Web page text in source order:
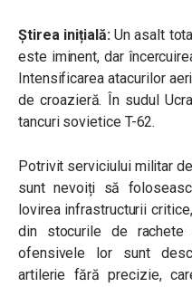
Știrea inițială:Un asalt
este iminent, dar
Intensificarea atacurilor
de croazieră. În sudul
tancuri sovietice T-62.
Potrivit serviciului militar
sunt nevoiți să
lovirea infrastructurii
din stocurile de rachete
ofensivele lor sunt
artilerie fără precizie,